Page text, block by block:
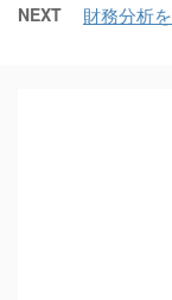
NEXT 財務分析